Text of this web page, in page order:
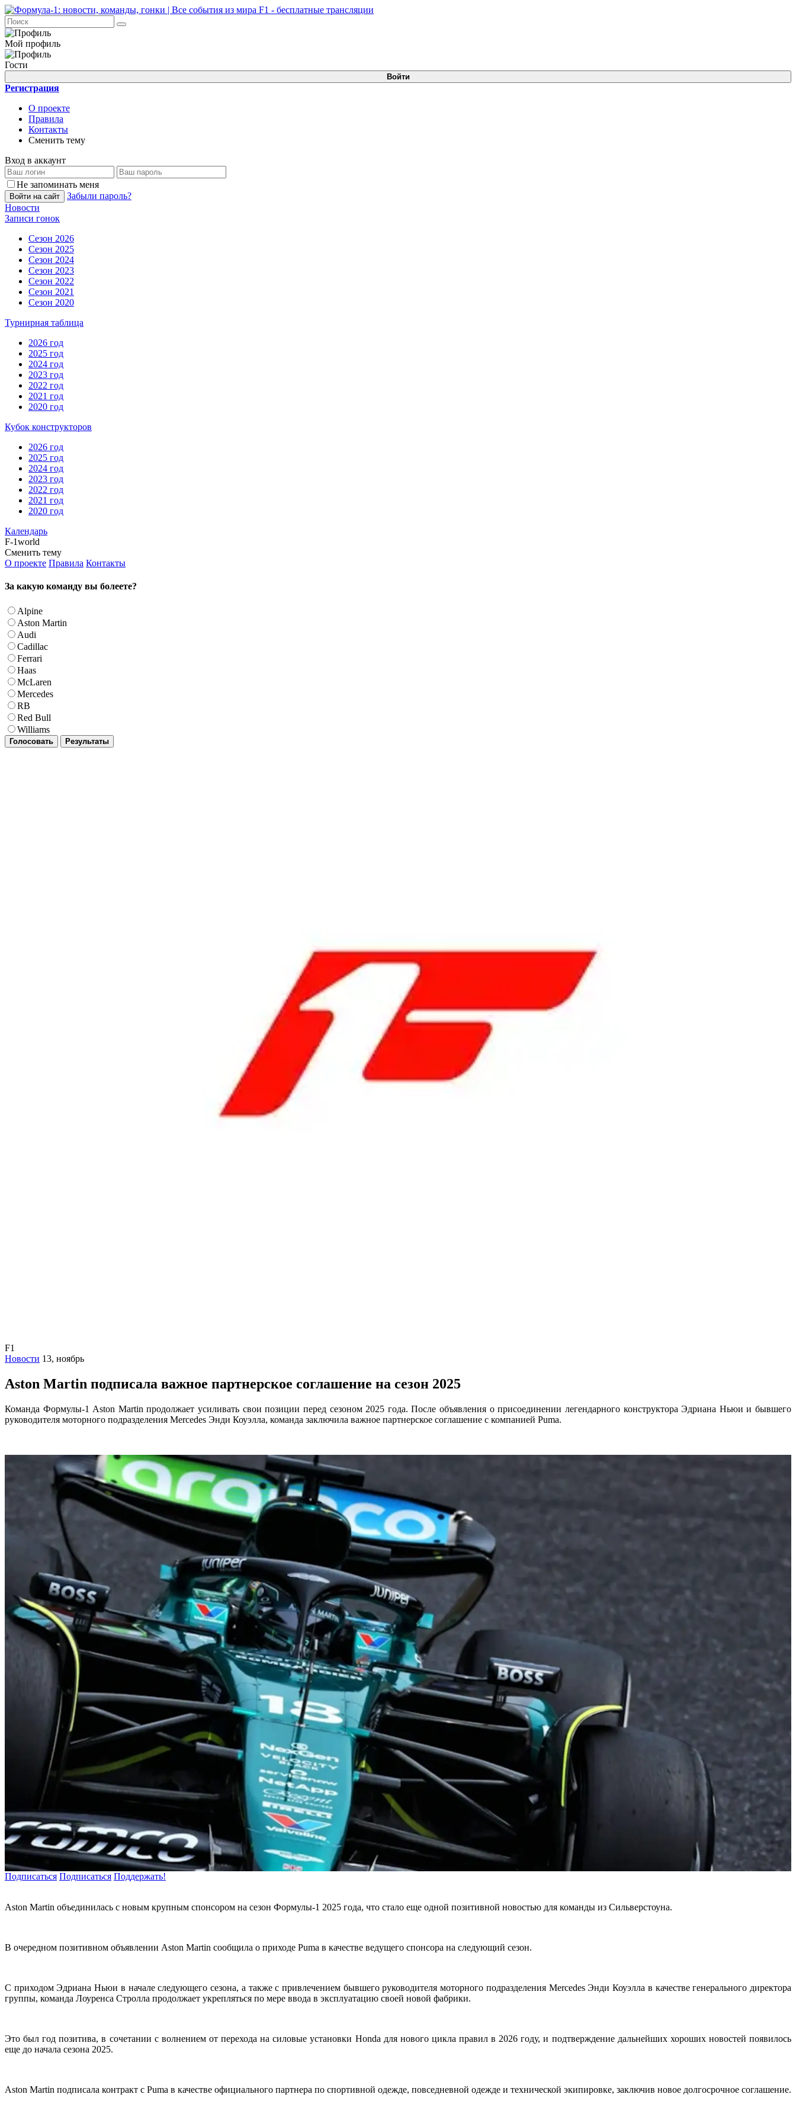
Мой профиль
Гости
Войти
Регистрация
О проекте
Правила
Контакты
Сменить тему
Вход в аккаунт
Не запоминать меня
Войти на сайт
Забыли пароль?
Новости
Записи гонок
Сезон 2026
Сезон 2025
Сезон 2024
Сезон 2023
Сезон 2022
Сезон 2021
Сезон 2020
Турнирная таблица
2026 год
2025 год
2024 год
2023 год
2022 год
2021 год
2020 год
Кубок конструкторов
2026 год
2025 год
2024 год
2023 год
2022 год
2021 год
2020 год
Календарь
F-1world
Сменить тему
О проекте Правила Контакты
За какую команду вы болеете?
Alpine
Aston Martin
Audi
Cadillac
Ferrari
Haas
McLaren
Mercedes
RB
Red Bull
Williams
Голосовать Результаты
F1
Новости 13, ноябрь
Aston Martin подписала важное партнерское соглашение на сезон 2025
Команда Формулы-1 Aston Martin продолжает усиливать свои позиции перед сезоном 2025 года. После объявления о присоединении легендарного конструктора Эдриана Ньюи и бывшего
руководителя моторного подразделения Mercedes Энди Коуэлла, команда заключила важное партнерское соглашение с компанией Puma.
Подписаться Подписаться Поддержать!
Aston Martin объединилась с новым крупным спонсором на сезон Формулы-1 2025 года, что стало еще одной позитивной новостью для команды из Сильверстоуна.
В очередном позитивном объявлении Aston Martin сообщила о приходе Puma в качестве ведущего спонсора на следующий сезон.
С приходом Эдриана Ньюи в начале следующего сезона, а также с привлечением бывшего руководителя моторного подразделения Mercedes Энди Коуэлла в качестве генерального директора
группы, команда Лоуренса Стролла продолжает укрепляться по мере ввода в эксплуатацию своей новой фабрики.
Это был год позитива, в сочетании с волнением от перехода на силовые установки Honda для нового цикла правил в 2026 году, и подтверждение дальнейших хороших новостей появилось
еще до начала сезона 2025.
Aston Martin подписала контракт с Puma в качестве официального партнера по спортивной одежде, повседневной одежде и технической экипировке, заключив новое долгосрочное соглашение.